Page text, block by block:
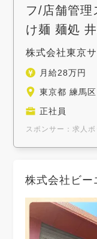
フ/店舗管理
け麺 麺処
株式会社東京
月給28万円
東京都 練馬区
正社員
スポンサー：求人ボ
株式会社ビー